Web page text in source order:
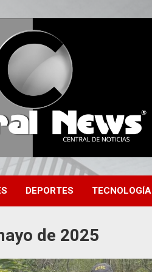
HN
DEPORTES TECNOLOGÍA
de 2025